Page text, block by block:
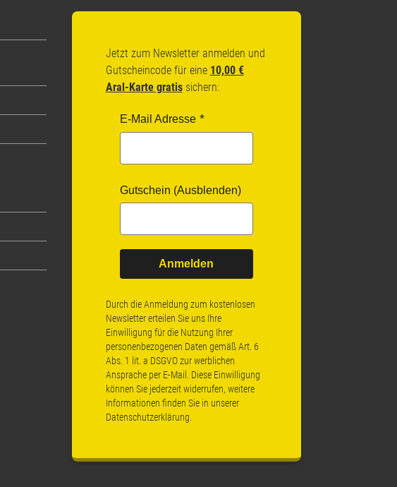
Jetzt zum Newsletter anmelden und
Gutscheincode für eine 10,00 €
Aral-Karte gratissichern:
E-Mail Adresse
Gutschein (Ausblenden)
Anmelden
Durch die Anmeldung zum kostenlosen
Newsletter erteilen Sie uns Ihre
Einwilligung für die Nutzung Ihrer
personenbezogenen Daten gemäß Art. 6
Abs. 1 lit. a DSGVO zur werblichen
Ansprache per E-Mail. Diese Einwilligung
können Sie jederzeit widerrufen, weitere
Informationen finden Sie in unserer
Datenschutzerklärung